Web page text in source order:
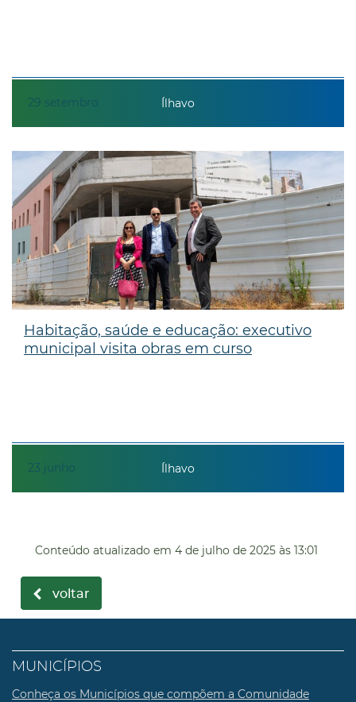
29 setembro Ílhavo
23 junho
Habitação, saúde e educação: executivo
municipal visita obras em curso
Ílhavo
Conteúdo atualizado em 4 de julho de 2025 às 13:01
voltar
MUNICÍPIOS
Conheça os Municípios que compõem a Comunidade